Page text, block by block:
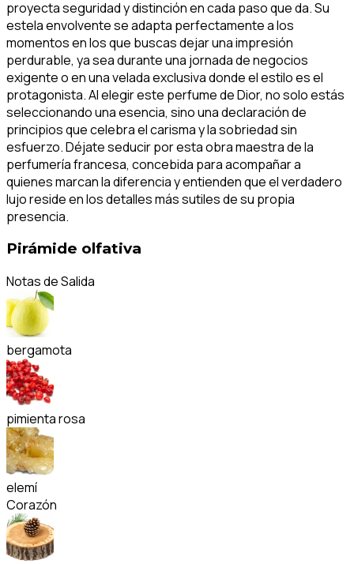
proyecta seguridad y distinción en cada paso que da. Su
estela envolvente se adapta perfectamente a los
momentos en los que buscas dejar una impresión
perdurable, ya sea durante una jornada de negocios
exigente o en una velada exclusiva donde el estilo es el
protagonista. Al elegir este perfume de Dior, no solo estás
seleccionando una esencia, sino una declaración de
principios que celebra el carisma y la sobriedad sin
esfuerzo. Déjate seducir por esta obra maestra de la
perfumería francesa, concebida para acompañar a
quienes marcan la diferencia y entienden que el verdadero
lujo reside en los detalles más sutiles de su propia
presencia.
Pirámide olfativa
Notas de Salida
bergamota
pimienta rosa
elemí
Corazón